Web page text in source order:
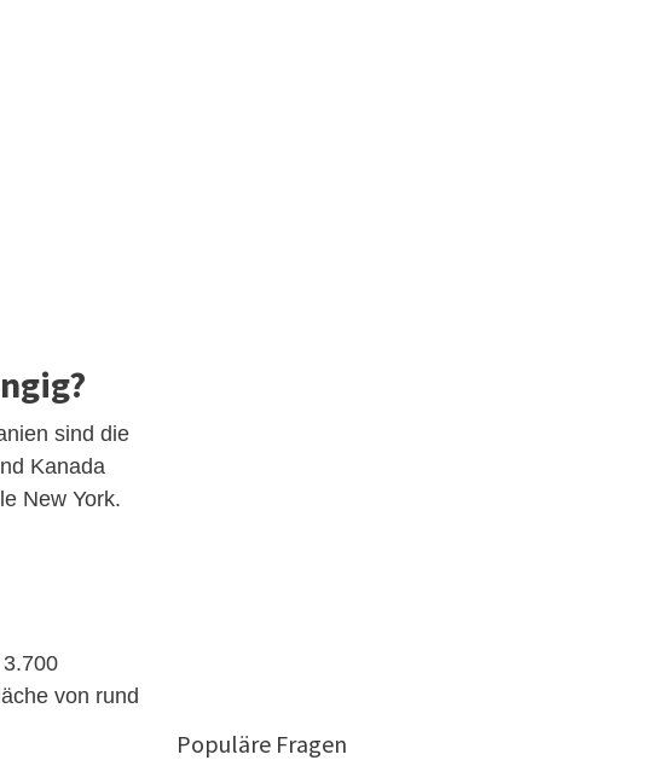
sind die
Kanada
New York.
von rund
Populäre Fragen